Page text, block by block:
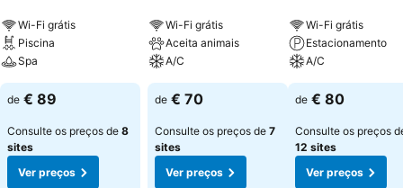
Wi-Fi grátis
Piscina
Spa
de € 89
Consulte os preços de 8
sites
Ver preços
Wi-Fi grátis
Aceita animais
A/C
de € 70
Consulte os preços de 7
sites
Ver preços
Wi-Fi grátis
Estacionamento
A/C
de € 80
Consulte os preços
12 sites
Ver preços